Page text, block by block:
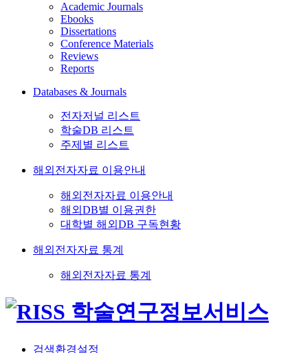
Academic Journals
Ebooks
Dissertations
Conference Materials
Reviews
Reports
Databases & Journals
전자저널 리스트
학술DB 리스트
주제별 리스트
해외전자자료 이용안내
해외전자자료 이용안내
해외DB별 이용권한
대학별 해외DB 구독현황
해외전자자료 통계
해외전자자료 통계
검색환경설정